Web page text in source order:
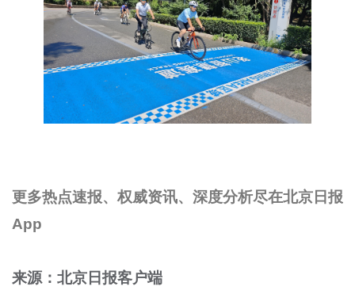
更多热点速报、权威资讯、深度分析尽在北京日报
App
来源：北京日报客户端